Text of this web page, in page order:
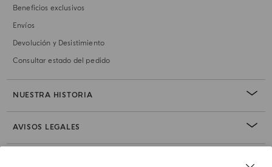
Beneficios exclusivos
Envíos
Devolución y Desistimiento
Consultar estado del pedido
NUESTRA HISTORIA
AVISOS LEGALES